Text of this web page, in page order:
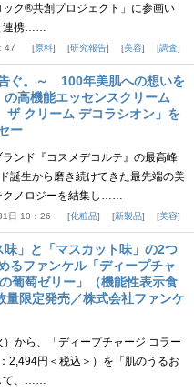
ク®共創プロジェクト」に参画い
連携……
47 原料 研究報告 美容 調査
ぐ。～ 100年美肌への想いを
高機能エッセンスクリーム
ザ クリーム デコラシオン」を
ー
ンド『コスメデコルテ』の最高峰
誕生から磨き続けてきた最先端の美
クノロジーを結集し……
日 10：26 化粧品 新製品 美容
味」と「マスカット味」の2つ
るファンケル「ディープチャ
葡萄ゼリー」（機能性表示食
量限定発売／株式会社ファンケ
から、「ディープチャージ コラー
2,494円＜税込＞）を「肌のうるお
て、……